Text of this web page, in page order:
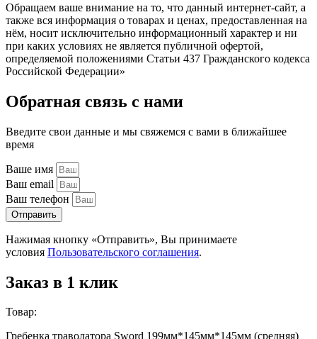
Обращаем ваше внимание на то, что данный интернет-сайт, а
также вся информация о товарах и ценах, предоставленная на
нём, носит исключительно информационный характер и ни
при каких условиях не является публичной офертой,
определяемой положениями Статьи 437 Гражданского кодекса
Российской Федерации»
Обратная связь с нами
Введите свои данные и мы свяжемся с вами в ближайшее
время
Ваше имя
Ваш email
Ваш телефон
Отправить
Нажимая кнопку «Отправить», Вы принимаете
условия Пользовательского соглашения.
Заказ в 1 клик
Товар:
Гребенка траволатора Sword 199мм*145мм*145мм (средняя)